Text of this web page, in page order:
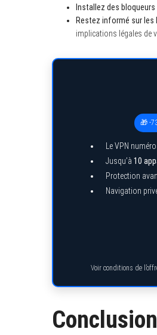
Installez des
Restez informé sur les
implications légales de
🎁 -
Le VPN
Jusqu’à 10
Protection
Navigation
Voir conditions de